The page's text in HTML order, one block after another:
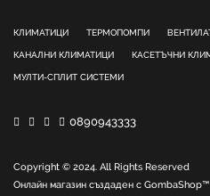
КЛИМАТИЦИ ТЕРМОПОМПИ
КАНАЛНИ КЛИМАТИЦИ КАСЕТЪЧНИ
МУЛТИ-СПЛИТ СИСТЕМИ
0890943333
Copyright © 2024. All Rights Reserved
Онлайн магазин създаден с GombaShop™